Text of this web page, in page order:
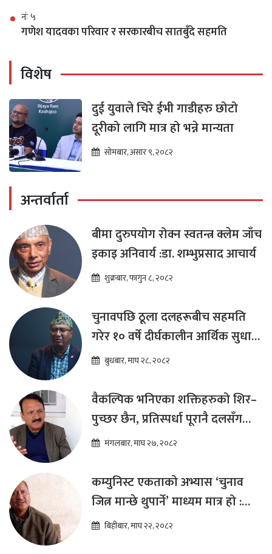
नंः ५
गणेश यादवका परिवार र सरकारबीच सातबुँदे सहमति
विशेष
दुई युवाले चिरे ईभी गाडीहरु छोटो
दूरीको लागि मात्र हो भन्ने मान्यता
सोमबार, असार ९, २०८२
अन्तर्वार्ता
बीमा दुरुपयोग रोक्न स्वतन्त्र क्लेम जाँच
इकाइ अनिवार्य :डा. शम्भुप्रसाद आचार्य
शुक्रबार, फागुन ८, २०८२
चुनावपछि ठूला दलहरूबीच सहमति
गरेर १० वर्षे दीर्घकालीन आर्थिक सुधार
कार्यक्रम ल्याउनुपर्छ : हेमराज ढकाल
बुधबार, माघ २८, २०८२
वैकल्पिक भनिएका शक्तिहरुको शिर–
पुच्छर छैन, प्रतिस्पर्धा पूरानै दलसँग
हुन्छ : डा.प्रकाश शरण महत
मंगलबार, माघ २७, २०८२
कम्युनिस्ट एकताको अभ्यास ‘चुनाव
जित्न मान्छे थुपार्ने’ माध्यम मात्र हो :
विप्लव
बिहीबार, माघ २२, २०८२